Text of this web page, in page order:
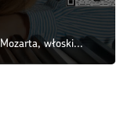
włoski...